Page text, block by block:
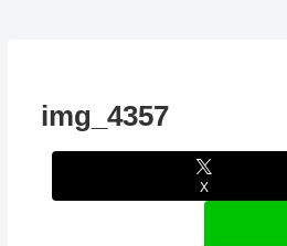
img_4357
X